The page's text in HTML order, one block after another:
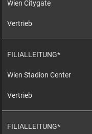
Wien Citygate
Vertrieb
FILIALLEITUNG*
Wien Stadion Center
Vertrieb
FILIALLEITUNG*